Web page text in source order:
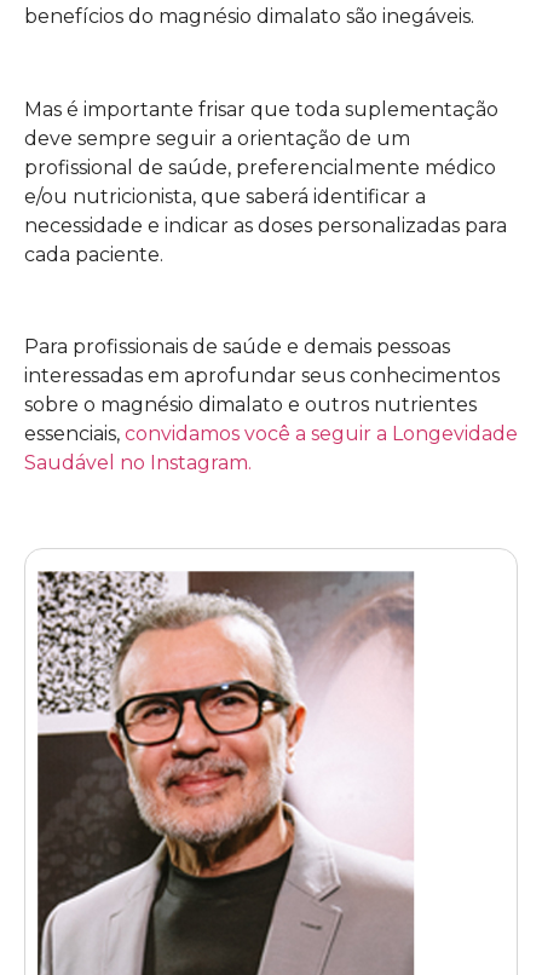
benefícios do magnésio dimalato são inegáveis.
Mas é importante frisar que toda suplementação
deve sempre seguir a orientação de um
profissional de saúde, preferencialmente médico
e/ou nutricionista, que saberá identificar a
necessidade e indicar as doses personalizadas para
cada paciente.
Para profissionais de saúde e demais pessoas
interessadas em aprofundar seus conhecimentos
sobre o magnésio dimalato e outros nutrientes
essenciais, convidamos você a seguir a Longevidade
Saudável no Instagram.